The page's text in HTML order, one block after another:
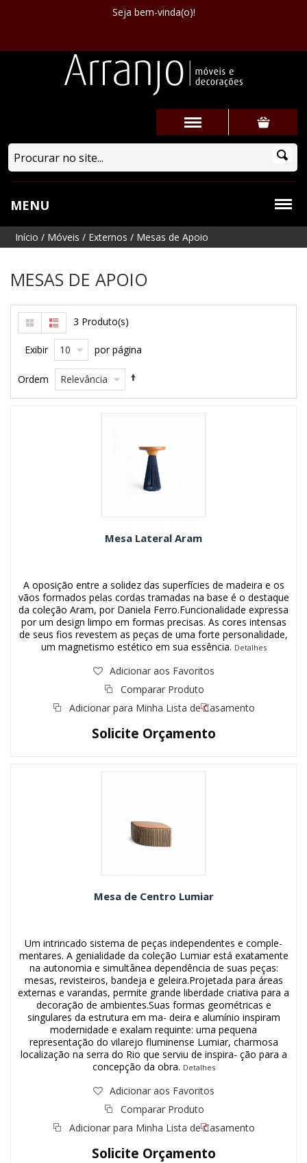
Seja bem-vinda(o)!
MENU
Início / Móveis / Externos / Mesas de Apoio
MESAS DE APOIO
3 Produto(s)
Exibir 10 por página
Ordem Relevância
Mesa Lateral Aram
A oposição entre a solidez das superfícies de madeira e os
vãos formados pelas cordas tramadas na base é o destaque
da coleção Aram, por Daniela Ferro.Funcionalidade expressa
por um design limpo em formas precisas. As cores intensas
de seus fios revestem as peças de uma forte personalidade,
um magnetismo estético em sua essência. Detalhes
Adicionar aos Favoritos
Comparar Produto
Adicionar para Minha Lista de Casamento
Solicite Orçamento
Mesa de Centro Lumiar
Um intrincado sistema de peças independentes e comple-
mentares. A genialidade da coleção Lumiar está exatamente
na autonomia e simultânea dependência de suas peças:
mesas, revisteiros, bandeja e geleira.Projetada para áreas
externas e varandas, permite grande liberdade criativa para a
decoração de ambientes.Suas formas geométricas e
singulares da estrutura em ma- deira e alumínio inspiram
modernidade e exalam requinte: uma pequena
representação do vilarejo fluminense Lumiar, charmosa
localização na serra do Rio que serviu de inspira- ção para a
concepção da obra. Detalhes
Adicionar aos Favoritos
Comparar Produto
Adicionar para Minha Lista de Casamento
Solicite Orçamento